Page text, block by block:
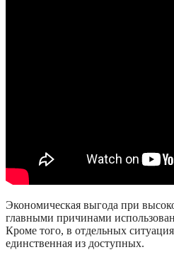
Экономическая выгода при
главными причинами
Кроме того, в отдельных
единственная из доступных.